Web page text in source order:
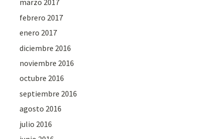
marzo 2017
febrero 2017
enero 2017
diciembre 2016
noviembre 2016
octubre 2016
septiembre 2016
agosto 2016
julio 2016